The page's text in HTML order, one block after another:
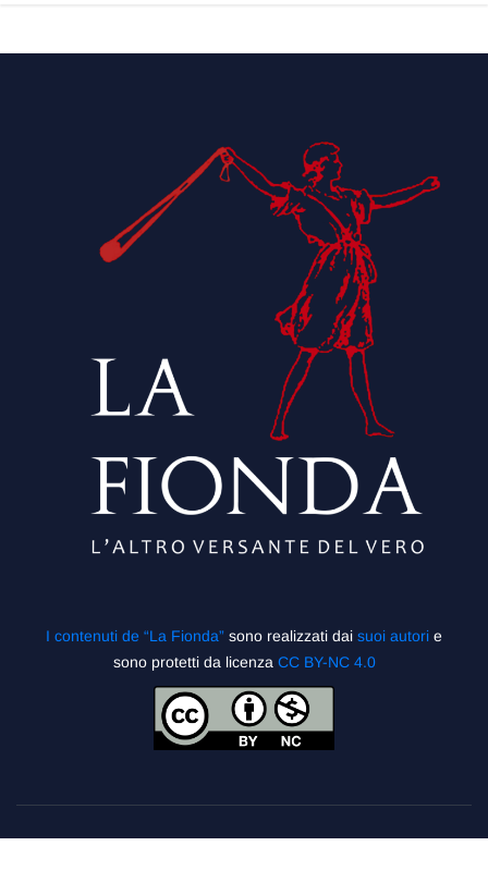
I contenuti de “La Fionda” sono realizzati dai suoi autori e
sono protetti da licenza CC BY-NC 4.0